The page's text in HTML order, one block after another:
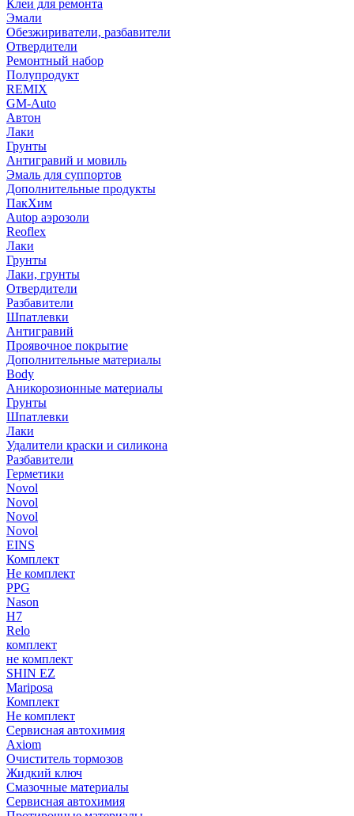
Клеи для ремонта
Эмали
Обезжириватели, разбавители
Отвердители
Ремонтный набор
Полупродукт
REMIX
GM-Auto
Автон
Лаки
Грунты
Антигравий и мовиль
Эмаль для суппортов
Дополнительные продукты
ПакХим
Autop аэрозоли
Reoflex
Лаки
Грунты
Лаки, грунты
Отвердители
Разбавители
Шпатлевки
Антигравий
Проявочное покрытие
Дополнительные материалы
Body
Аникорозионные материалы
Грунты
Шпатлевки
Лаки
Удалители краски и силикона
Разбавители
Герметики
Novol
Novol
Novol
Novol
EINS
Комплект
Не комплект
PPG
Nason
H7
Relo
комплект
не комплект
SHIN EZ
Mariposa
Комплект
Не комплект
Сервисная автохимия
Axiom
Очиститель тормозов
Жидкий ключ
Смазочные материалы
Сервисная автохимия